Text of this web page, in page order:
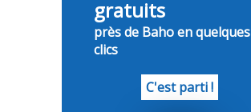
gratuits
près de Baho en quelques
clics
C'est parti !